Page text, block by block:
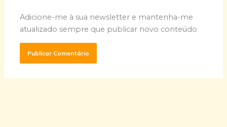
Adicione-me à sua newsletter e mantenha-me
atualizado sempre que publicar novo conteúdo